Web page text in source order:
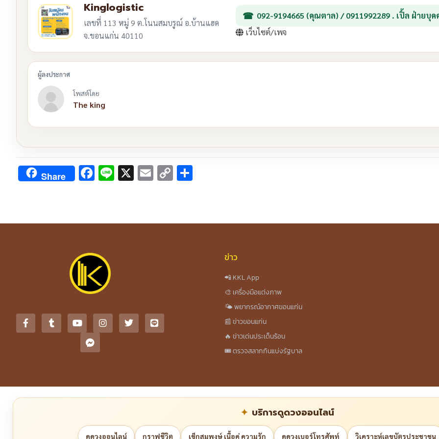
Kinglogistic
เลขที่ 113 หมู่ 9 ต.โนนสมบรูณ์ อ.บ้านแฮด
จ.ขอนแก่น 40110
092-9194665 (คุณตาล) / 0911992289 . เปิ้ล ฝ่ายบุค
เว็บไซต์/เพจ
โพสต์โดย
The king
Share Facebook
Line
X Email
Copy
ข่าว
📲 KKL App
🎨 เครื่องมือแต่งภาพ
🌤️ พยากรณ์อากาศขอนแก่น
📰 ข่าวขอนแก่น
🔥 ข่าวเด่นประเด็นร้อน
🎟️ ตรวจสลากกินแบ่งรัฐบาล
บริการดูดวงออนไลน์
ดูดวงออนไลน์ กราฟชีวิต เช็กสมพงษ์ เนื้อคู่ ความรัก ดูดวงเบอร์โทรศัพท์ วิเคราะห์เลขบัตรประชาชน